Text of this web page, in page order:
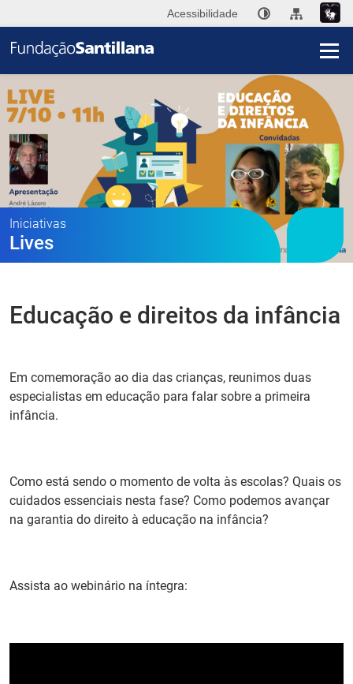
Acessibilidade
A
Iniciativas
Lives
Educação e direitos da infância
Em comemoração ao dia das crianças, reunimos duas
especialistas em educação para falar sobre a primeira
infância.
Como está sendo o momento de volta às escolas? Quais os
cuidados essenciais nesta fase? Como podemos avançar
na garantia do direito à educação na infância?
Assista ao webinário na íntegra: